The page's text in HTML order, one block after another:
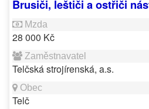
Brusiči, leštiči a ostřiči
28 000 Kč
Telčská strojírenská, a.s.
Telč